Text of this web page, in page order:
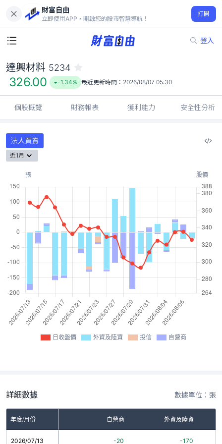
財富自由
立即使用APP，開啟您的股市智慧導航！
打開
登入
326.00
-1.34%
達興材料 5234
326.00 -1.34% 最近更新時間： 2026/08/07 05:30
個股概覽 財務報表 獲利能力 安全性分析
法人買賣
近1月
日收盤價 外資及陸資 投信 自營商
詳細數據 數據單位：張
年度/月份 自營商 外資及陸資
2026/07/13 -20 -170